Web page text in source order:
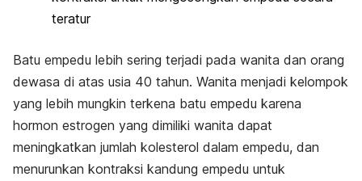
teratur
Batu empedu lebih sering terjadi pada wanita dan orang
dewasa di atas usia 40 tahun. Wanita menjadi kelompok
yang lebih mungkin terkena batu empedu karena
hormon estrogen yang dimiliki wanita dapat
meningkatkan jumlah kolesterol dalam empedu, dan
menurunkan kontraksi kandung empedu untuk